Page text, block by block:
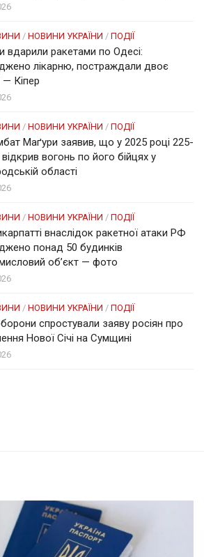
/ НОВИНИ УКРАЇНИ / ПОДІЇ
вдарили ракетами по Одесі:
лікарню, постраждали двоє
Кіпер
/ НОВИНИ УКРАЇНИ / ПОДІЇ
Маґури заявив, що у 2025 році 225-
вогонь по його бійцях у
області
/ НОВИНИ УКРАЇНИ / ПОДІЇ
внаслідок ракетної атаки РФ
понад 50 будинків
об’єкт — фото
/ НОВИНИ УКРАЇНИ / ПОДІЇ
спростували заяву росіян про
Нової Січі на Сумщині